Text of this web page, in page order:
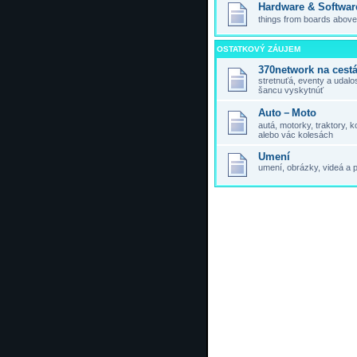
Hardware &
things from boards
OSTATKOVÝ ZÁUJEM
370network na
stretnuťá, eventy a
šancu vyskytnúť
Auto－Moto
autá, motorky, traktory,
alebo vác kolesách
Umení
umení, obrázky, videá a